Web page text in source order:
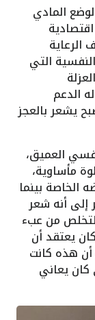
المادي
التي
الدعم
يشعر بالعجز
العميق،
مأساوية،
بينما
إلى أنه شعر
من عبء
يعتقد أن
هذه كانت
يعاني